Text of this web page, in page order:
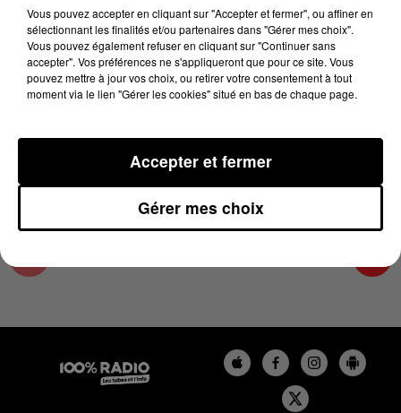
28 septembre 2025 - 1 min 14 sec
L'AGENDA DU SUD TARN DU 28/09/2025 À
07H43
L'AGENDA DU SUD TARN
Vous pouvez accepter en cliquant sur "Accepter et fermer", ou affiner en
sélectionnant les finalités et/ou partenaires dans "Gérer mes choix".
Vous pouvez également refuser en cliquant sur "Continuer sans
accepter". Vos préférences ne s'appliqueront que pour ce site. Vous
pouvez mettre à jour vos choix, ou retirer votre consentement à tout
moment via le lien "Gérer les cookies" situé en bas de chaque page.
Gérer mes choix
Accepter et fermer